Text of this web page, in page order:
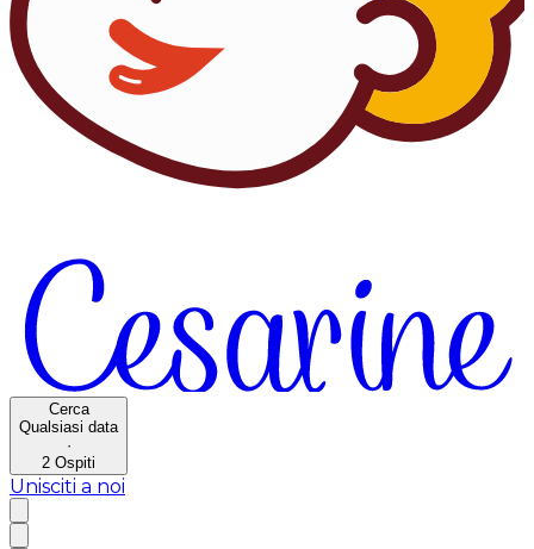
Cerca
Qualsiasi data
·
2 Ospiti
Unisciti a noi